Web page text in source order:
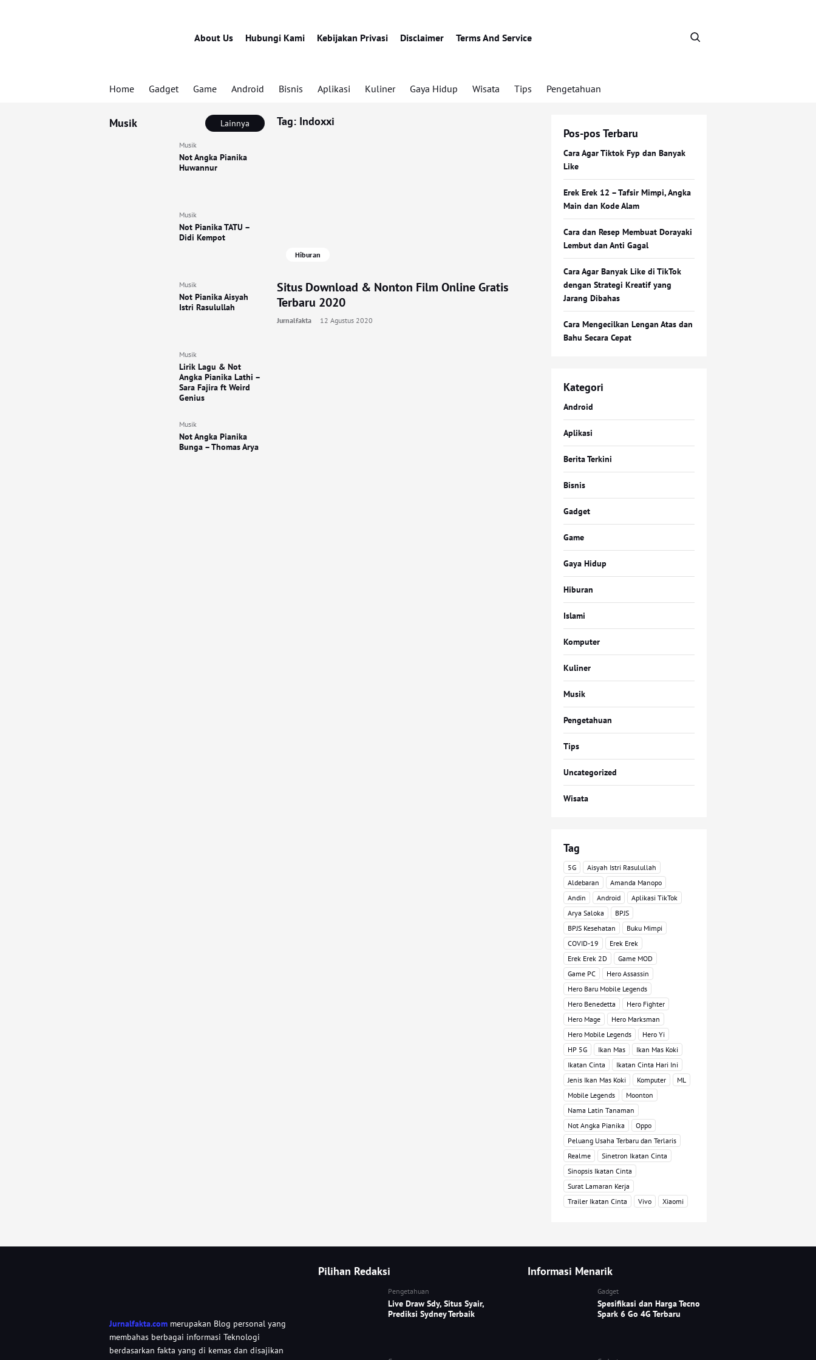
About Us Hubungi Kami Kebijakan Privasi Disclaimer Terms And Service
Home Gadget Game Android Bisnis Aplikasi Kuliner Gaya Hidup Wisata Tips Pengetahuan
Musik Lainnya
Musik
Not Angka Pianika
Huwannur
Musik
Not Pianika TATU –
Didi Kempot
Musik
Not Pianika Aisyah
Istri Rasulullah
Musik
Lirik Lagu & Not
Angka Pianika Lathi –
Sara Fajira ft Weird
Genius
Musik
Not Angka Pianika
Bunga – Thomas Arya
Tag: Indoxxi
Hiburan
Situs Download & Nonton Film Online Gratis
Terbaru 2020
Jurnalfakta 12 Agustus 2020
Pos-pos Terbaru
Cara Agar Tiktok Fyp dan Banyak
Like
Erek Erek 12 – Tafsir Mimpi, Angka
Main dan Kode Alam
Cara dan Resep Membuat Dorayaki
Lembut dan Anti Gagal
Cara Agar Banyak Like di TikTok
dengan Strategi Kreatif yang
Jarang Dibahas
Cara Mengecilkan Lengan Atas dan
Bahu Secara Cepat
Kategori
Android
Aplikasi
Berita Terkini
Bisnis
Gadget
Game
Gaya Hidup
Hiburan
Islami
Komputer
Kuliner
Musik
Pengetahuan
Tips
Uncategorized
Wisata
Tag
5G
Aisyah Istri Rasulullah
Aldebaran
Amanda Manopo
Andin
Android
Aplikasi TikTok
Arya Saloka
BPJS
BPJS Kesehatan
Buku Mimpi
COVID-19
Erek Erek
Erek Erek 2D
Game MOD
Game PC
Hero Assassin
Hero Baru Mobile Legends
Hero Benedetta
Hero Fighter
Hero Mage
Hero Marksman
Hero Mobile Legends
Hero Yi
HP 5G
Ikan Mas
Ikan Mas Koki
Ikatan Cinta
Ikatan Cinta Hari Ini
Jenis Ikan Mas Koki
Komputer
ML
Mobile Legends
Moonton
Nama Latin Tanaman
Not Angka Pianika
Oppo
Peluang Usaha Terbaru dan Terlaris
Realme
Sinetron Ikatan Cinta
Sinopsis Ikatan Cinta
Surat Lamaran Kerja
Trailer Ikatan Cinta
Vivo Xiaomi
Jurnalfakta.com merupakan Blog personal yang
membahas berbagai informasi Teknologi
berdasarkan fakta yang di kemas dan disajikan
Pilihan Redaksi
Pengetahuan
Live Draw Sdy, Situs Syair,
Prediksi Sydney Terbaik
Informasi Menarik
Gadget
Spesifikasi dan Harga Tecno
Spark 6 Go 4G Terbaru